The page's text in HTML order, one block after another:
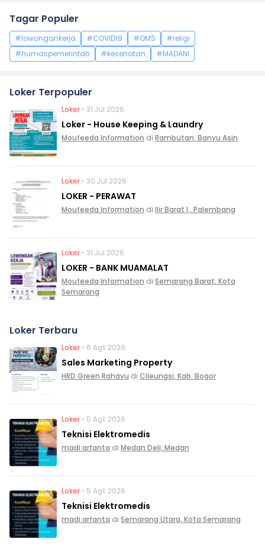
Tagar Populer
#lowongankerja #COVID19 #OMS
#religi
#humaspemerintah
#kesehatan #MADANI
Loker Terpopuler
Loker • 31 Jul 2026
Loker - House Keeping & Laundry
Moufeeda Information di Rambutan, Banyu Asin
Loker • 30 Jul 2026
LOKER - PERAWAT
Moufeeda Information di Ilir Barat I , Palembang
Loker • 31 Jul 2026
LOKER - BANK MUAMALAT
Moufeeda Information di Semarang Barat, Kota
Semarang
Loker Terbaru
Loker • 6 Agt 2026
Sales Marketing Property
HRD Green Rahayu di Cileungsi, Kab. Bogor
Loker • 5 Agt 2026
Teknisi Elektromedis
madi arfanta di Medan Deli, Medan
Loker • 5 Agt 2026
Teknisi Elektromedis
madi arfanta di Semarang Utara, Kota Semarang